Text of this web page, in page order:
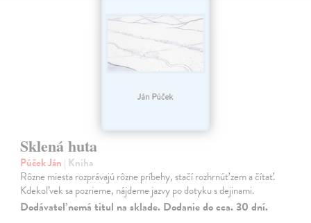
Sklená huta
Púček Ján | Kniha
Rôzne miesta rozprávajú rôzne príbehy, stačí rozhrnúť zem a čítať.
Kdekoľvek sa pozrieme, nájdeme jazvy po dotyku s dejinami.
Dodávateľ nemá titul na sklade. Dodanie do cca. 30 dní.